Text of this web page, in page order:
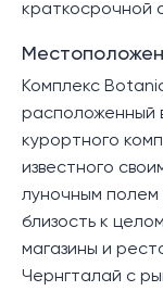
краткосрочной
Комплекс
расположенный
курортного
известного
луночным полем
близость к
магазины и
Чернгталай с